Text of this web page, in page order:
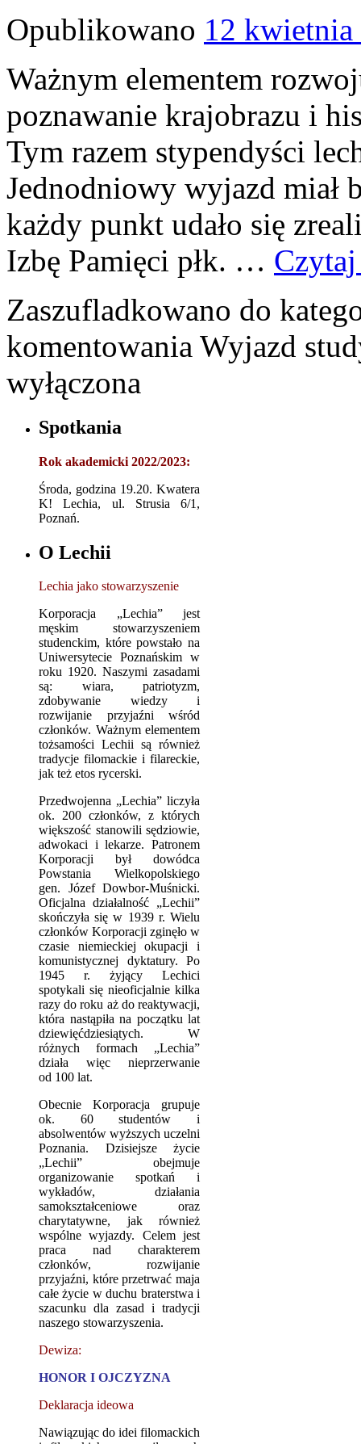
Opublikowano 12 kwietnia
Ważnym elementem
poznawanie krajobrazu i
Tym razem stypendyści
Jednodniowy wyjazd miał
każdy punkt udało się
Izbę Pamięci płk. …
Zaszufladkowano do
komentowania Wyjazd
wyłączona
Spotkania
Rok akademicki 2022/2023:
Środa, godzina 19.20. Kwatera
K! Lechia, ul. Strusia 6/1,
Poznań.
O Lechii
Lechia jako stowarzyszenie
Korporacja „Lechia” jest
męskim stowarzyszeniem
studenckim, które powstało na
Uniwersytecie Poznańskim w
roku 1920. Naszymi zasadami
są: wiara, patriotyzm,
zdobywanie wiedzy i
rozwijanie przyjaźni wśród
członków. Ważnym elementem
tożsamości Lechii są również
tradycje filomackie i filareckie,
jak też etos rycerski.
Przedwojenna „Lechia” liczyła
ok. 200 członków, z których
większość stanowili sędziowie,
adwokaci i lekarze. Patronem
Korporacji był dowódca
Powstania Wielkopolskiego
gen. Józef Dowbor-Muśnicki.
Oficjalna działalność „Lechii”
skończyła się w 1939 r. Wielu
członków Korporacji zginęło w
czasie niemieckiej okupacji i
komunistycznej dyktatury. Po
1945 r. żyjący Lechici
spotykali się nieoficjalnie kilka
razy do roku aż do reaktywacji,
która nastąpiła na początku lat
dziewięćdziesiątych. W
różnych formach „Lechia”
działa więc nieprzerwanie
od 100 lat.
Obecnie Korporacja grupuje
ok. 60 studentów i
absolwentów wyższych uczelni
Poznania. Dzisiejsze życie
„Lechii” obejmuje
organizowanie spotkań i
wykładów, działania
samokształceniowe oraz
charytatywne, jak również
wspólne wyjazdy. Celem jest
praca nad charakterem
członków, rozwijanie
przyjaźni, które przetrwać maja
całe życie w duchu braterstwa i
szacunku dla zasad i tradycji
naszego stowarzyszenia.
Dewiza:
HONOR I OJCZYZNA
Deklaracja ideowa
Nawiązując do idei filomackich